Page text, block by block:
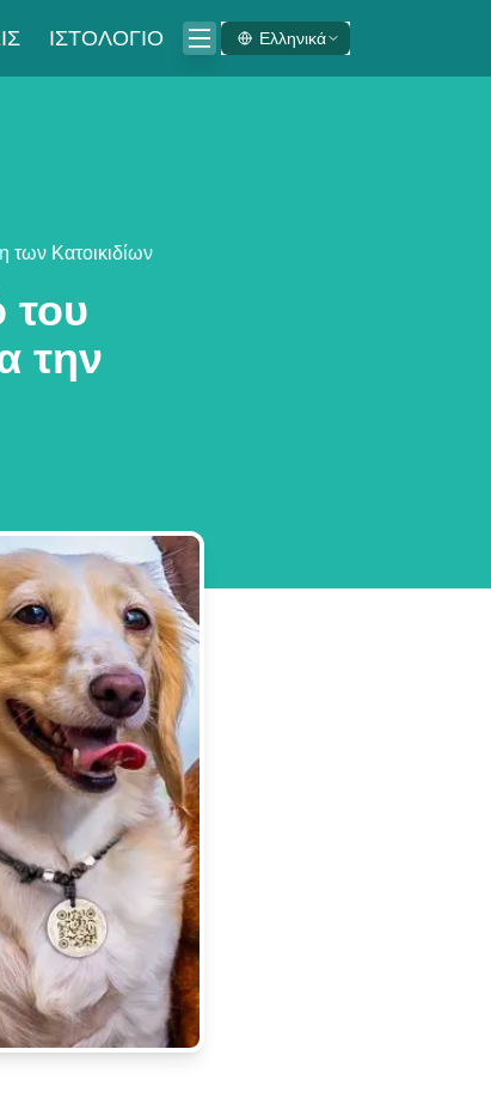
ΙΣΤΟΛΌΓΙΟ Ελληνικά
των Κατοικιδίων
του
την